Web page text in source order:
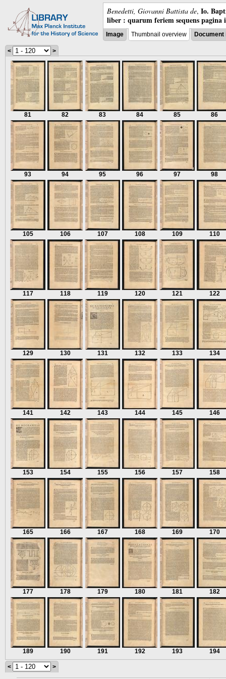
Benedetti, Giovanni Battista de, Io.
liber : quarum feriem sequens pagina
Image Thumbnail overview
< >
81 82 83 84 85 86
93 94 95 96 97 98
105 106 107 108 109 110
117 118 119 120 121 122
129 130 131 132 133 134
141 142 143 144 145 146
153 154 155 156 157 158
165 166 167 168 169 170
177 178 179 180 181 182
189 190 191 192 193 194
< >